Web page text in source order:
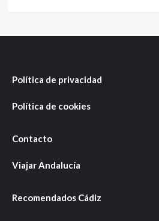
Política de privacidad
Política de cookies
Contacto
Viajar Andalucía
Recomendados Cádiz